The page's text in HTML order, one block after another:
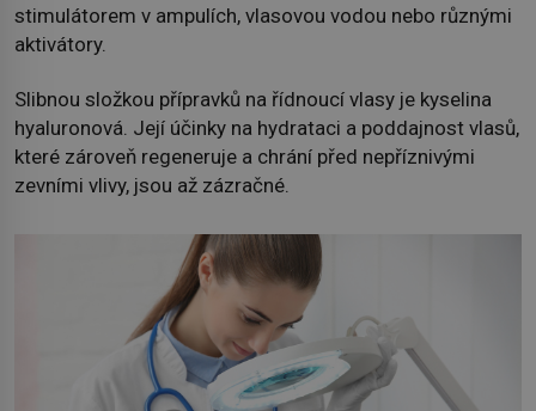
stimulátorem v ampulích, vlasovou vodou nebo různými
aktivátory.
Slibnou složkou přípravků na řídnoucí vlasy je kyselina
hyaluronová. Její účinky na hydrataci a poddajnost vlasů,
které zároveň regeneruje a chrání před nepříznivými
zevními vlivy, jsou až zázračné.